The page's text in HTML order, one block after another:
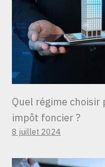
Quel régime choisir
impôt foncier ?
8 juillet 2024